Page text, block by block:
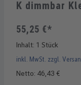
K dimmbar
55,25 €*
Inhalt: 1 Stück
inkl. MwSt. zzgl.
Netto: 46,43 €